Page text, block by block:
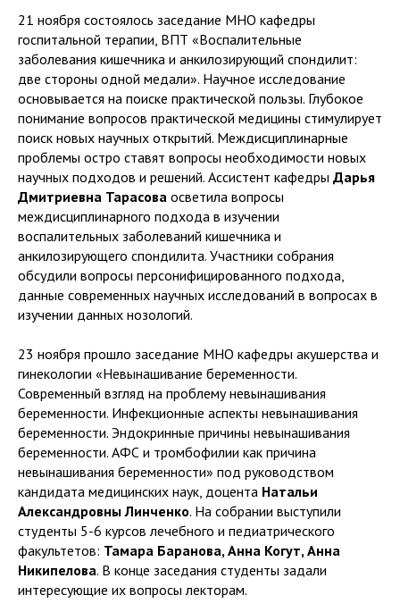
21 ноября состоялось заседание МНО кафедры
госпитальной терапии, ВПТ «Воспалительные
заболевания кишечника и анкилозирующий спондилит:
две стороны одной медали». Научное исследование
основывается на поиске практической пользы. Глубокое
понимание вопросов практической медицины стимулирует
поиск новых научных открытий. Междисциплинарные
проблемы остро ставят вопросы необходимости новых
научных подходов и решений. Ассистент кафедры Дарья
Дмитриевна Тарасова осветила вопросы
междисциплинарного подхода в изучении
воспалительных заболеваний кишечника и
анкилозирующего спондилита. Участники собрания
обсудили вопросы персонифицированного подхода,
данные современных научных исследований в вопросах в
изучении данных нозологий.
23 ноября прошло заседание МНО кафедры акушерства и
гинекологии «Невынашивание беременности.
Современный взгляд на проблему невынашивания
беременности. Инфекционные аспекты невынашивания
беременности. Эндокринные причины невынашивания
беременности. АФС и тромбофилии как причина
невынашивания беременности» под руководством
кандидата медицинских наук, доцента Натальи
Александровны Линченко. На собрании выступили
студенты 5-6 курсов лечебного и педиатрического
факультетов: Тамара Баранова, Анна Когут, Анна
Никипелова. В конце заседания студенты задали
интересующие их вопросы лекторам.